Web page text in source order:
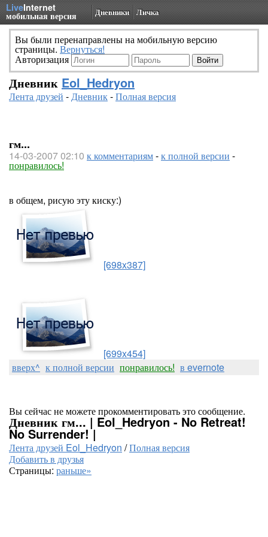
LiveInternet
мобильная версия Дневники Личка
Вы были перенаправлены на мобильную версию
страницы. Вернуться!
Авторизация
Дневник Eol_Hedryon
Лента друзей -Дневник-Полная версия
гм...
14-03-2007 02:10 к комментариям-к полной версии -
понравилось!
в общем, рисую эту киску:)
[698x387]
[699x454]
вверх^ к полной версии понравилось! в evernote
Вы сейчас не можете прокомментировать это сообщение.
Дневник гм... | Eol_Hedryon - No Retreat!
No Surrender! |
Лента друзей Eol_Hedryon /Полная версия
Добавить в друзья
Страницы: раньше»